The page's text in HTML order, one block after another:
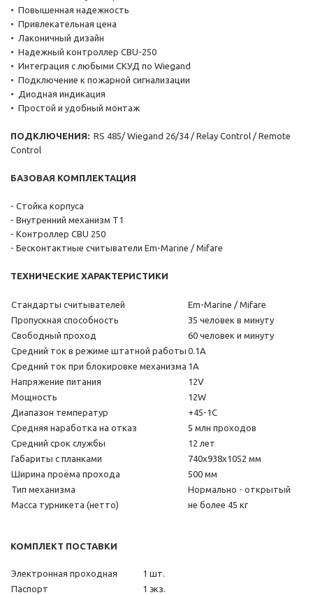
• Повышенная надежность
• Привлекательная цена
• Лаконичный дизайн
• Надежный контроллер CBU-250
• Интеграция с любыми СКУД по Wiegand
• Подключение к пожарной сигнализации
• Диодная индикация
• Простой и удобный монтаж
ПОДКЛЮЧЕНИЯ: RS 485/ Wiegand 26/34 / Relay Control / Remote
Control
БАЗОВАЯ КОМПЛЕКТАЦИЯ
- Стойка корпуса
- Внутренний механизм Т1
- Контроллер CBU 250
- Бесконтактные считыватели Em-Marine / Mifare
ТЕХНИЧЕСКИЕ ХАРАКТЕРИСТИКИ
Стандарты считывателей
Em-Marine / Mifare
Пропускная способность
35 человек в минуту
Свободный проход
60 человек и минуту
Средний ток в режиме штатной работы 0.1А
Средний ток при блокировке механизма 1А
Напряжение питания
12V
Мощность
12W
Диапазон температур
+45-1C
Средняя наработка на отказ
5 млн проходов
Средний срок службы
12 лет
Габариты с планками
740х938х1052 мм
Ширина проёма прохода
500 мм
Тип механизма
Нормально - открытый
Масса турникета (нетто)
не более 45 кг
КОМПЛЕКТ ПОСТАВКИ
Электронная проходная
1 шт.
Паспорт
1 экз.